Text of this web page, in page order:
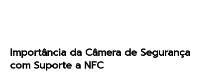
Importância da Câmera de Segurança
com Suporte a NFC